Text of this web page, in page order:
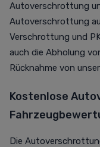
Autoverschrottung
Autoverschrottung
Verschrottung und
auch die Abholung
Rücknahme von
Kostenlose
Die